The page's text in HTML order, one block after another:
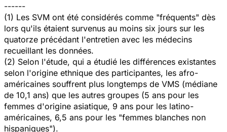
------
(1) Les SVM ont été considérés comme "fréquents" dès
lors qu'ils étaient survenus au moins six jours sur les
quatorze précédant l'entretien avec les médecins
recueillant les données.
(2) Selon l'étude, qui a étudié les différences existantes
selon l'origine ethnique des participantes, les afro-
américaines souffrent plus longtemps de VMS (médiane
de 10,1 ans) que les autres groupes (5 ans pour les
femmes d'origine asiatique, 9 ans pour les latino-
américaines, 6,5 ans pour les "femmes blanches non
hispaniques").